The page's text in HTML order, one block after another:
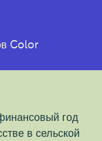
Color
год
в сельской